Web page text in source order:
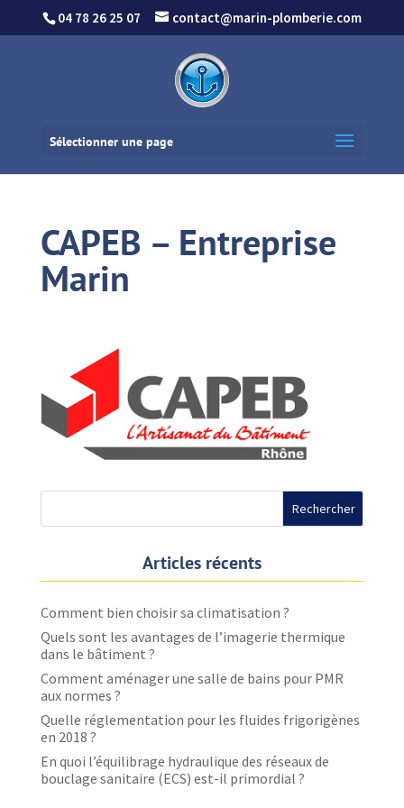
04 78 26 25 07 contact@marin-plomberie.com
Sélectionner une page
CAPEB – Entreprise
Marin
Articles récents
Comment bien choisir sa climatisation ?
Quels sont les avantages de l’imagerie thermique
dans le bâtiment ?
Comment aménager une salle de bains pour PMR
aux normes ?
Quelle réglementation pour les fluides frigorigènes
en 2018 ?
En quoi l’équilibrage hydraulique des réseaux de
bouclage sanitaire (ECS) est-il primordial ?